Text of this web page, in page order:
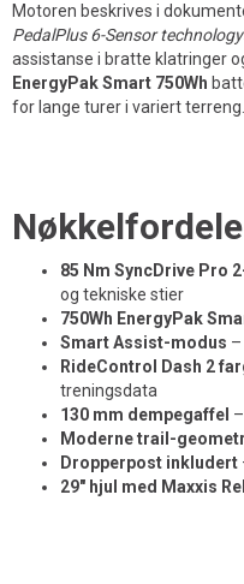
Motoren beskrives i
PedalPlus 6-Sensor
assistanse i bratte klatringer
EnergyPak Smart 750Wh
for lange turer i variert terreng.
85 Nm SyncDrive Pro
og tekniske stier
750Wh EnergyPak
Smart Assist-modus
RideControl Dash 2
treningsdata
130 mm dempegaffel
Moderne trail-
Dropperpost inkludert
29" hjul med Maxxis